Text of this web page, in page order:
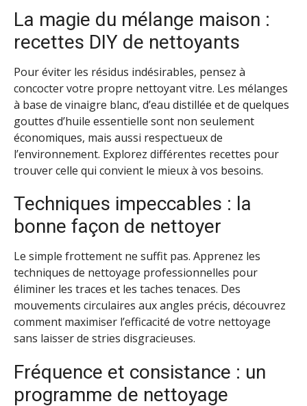
La magie du mélange maison :
recettes DIY de nettoyants
Pour éviter les résidus indésirables, pensez à
concocter votre propre nettoyant vitre. Les mélanges
à base de vinaigre blanc, d’eau distillée et de quelques
gouttes d’huile essentielle sont non seulement
économiques, mais aussi respectueux de
l’environnement. Explorez différentes recettes pour
trouver celle qui convient le mieux à vos besoins.
Techniques impeccables : la
bonne façon de nettoyer
Le simple frottement ne suffit pas. Apprenez les
techniques de nettoyage professionnelles pour
éliminer les traces et les taches tenaces. Des
mouvements circulaires aux angles précis, découvrez
comment maximiser l’efficacité de votre nettoyage
sans laisser de stries disgracieuses.
Fréquence et consistance : un
programme de nettoyage